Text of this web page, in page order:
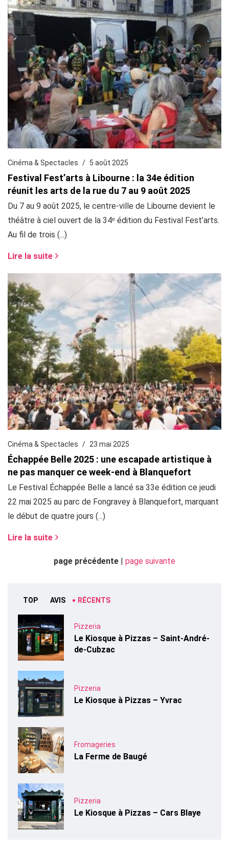
Cinéma & Spectacles 5 août 2025
Festival Fest’arts à Libourne : la 34e édition
réunit les arts de la rue du 7 au 9 août 2025
Du 7 au 9 août 2025, le centre-ville de Libourne devient le
théâtre à ciel ouvert de la 34ᵉ édition du Festival Fest’arts.
Au fil de trois (...)
Lire la suite
Cinéma & Spectacles 23 mai 2025
Échappée Belle 2025 : une escapade artistique à
ne pas manquer ce week-end à Blanquefort
Le Festival Échappée Belle a lancé sa 33e édition ce jeudi
22 mai 2025 au parc de Fongravey à Blanquefort, marquant
le début de quatre jours (...)
Lire la suite
page précédente page suivante
TOP AVIS RÉCENTS
Pizzeria
Le Kiosque à Pizzas – Saint-André-
de-Cubzac
Pizzeria
Le Kiosque à Pizzas – Yvrac
Fromageries
La Ferme de Baugé
Pizzeria
Le Kiosque à Pizzas – Cars Blaye